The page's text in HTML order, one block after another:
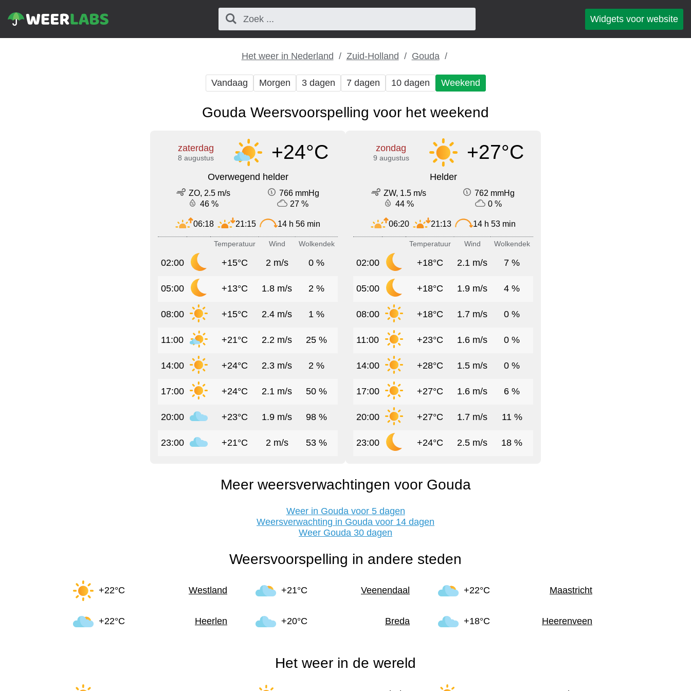
Widgets voor website
Het weer in Nederland Zuid-Holland Gouda
Vandaag Morgen 3 dagen 7 dagen 10 dagen Weekend
Gouda Weersvoorspelling voor het weekend
zaterdag
8 augustus +24°C
Overwegend helder
ZO, 2.5 m/s
766 mmHg
46 %
27 %
06:18 21:15 14 h 56 min
Temperatuur Wind Wolkendek
02:00 +15°C 2 m/s 0 %
05:00 +13°C 1.8 m/s 2 %
08:00 +15°C 2.4 m/s 1 %
11:00 +21°C 2.2 m/s 25 %
14:00 +24°C 2.3 m/s 2 %
17:00 +24°C 2.1 m/s 50 %
20:00 +23°C 1.9 m/s 98 %
23:00 +21°C 2 m/s 53 %
zondag
9 augustus +27°C
Helder
ZW, 1.5 m/s
762 mmHg
44 %
0 %
06:20 21:13 14 h 53 min
Temperatuur Wind Wolkendek
02:00 +18°C 2.1 m/s 7 %
05:00 +18°C 1.9 m/s 4 %
08:00 +18°C 1.7 m/s 0 %
11:00 +23°C 1.6 m/s 0 %
14:00 +28°C 1.5 m/s 0 %
17:00 +27°C 1.6 m/s 6 %
20:00 +27°C 1.7 m/s 11 %
23:00 +24°C 2.5 m/s 18 %
Meer weersverwachtingen voor Gouda
Weer in Gouda voor 5 dagen
Weersverwachting in Gouda voor 14 dagen
Weer Gouda 30 dagen
Weersvoorspelling in andere steden
+22°C Westland +21°C Veenendaal +22°C Maastricht
+22°C Heerlen +20°C Breda +18°C Heerenveen
Het weer in de wereld